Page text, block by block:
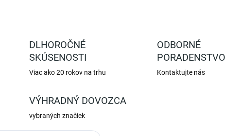
DLHOROČNÉ
SKÚSENOSTI
Viac ako 20 rokov na trhu
ODBORNÉ
PORADENSTVO
Kontaktujte nás
VÝHRADNÝ DOVOZCA
vybraných značiek